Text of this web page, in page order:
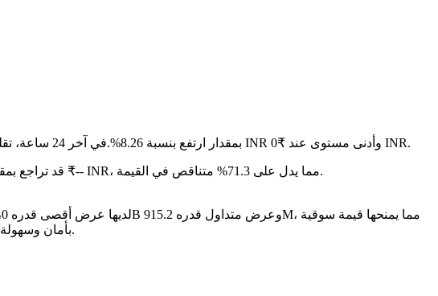
على مدار الأيام السبعة الماضية، تغير سعر Velodrome Finance بمقدار ارتفع بنسبة 8.26%. في آخر 24 ساعة، تقلب السعر بنسبة 0.05%، حيث وصل إلى أعلى مستوى عند ₹0 INR وأدنى مستوى عند ₹0 INR.
سنة بعد سنة، Velodrome Finance قد تراجع بمقدار ₹-- INR، مما يدل على 71.3% متناقص في القيمة.
بأمان وسهولة.